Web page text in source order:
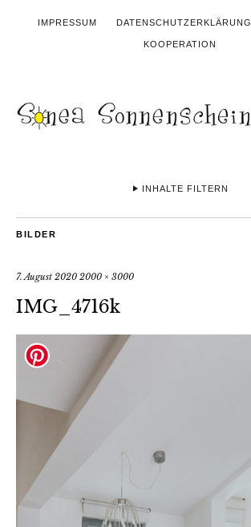
IMPRESSUM DATENSCHUTZERKLÄRUNG
KOOPERATION
INHALTE FILTERN
BILDER
7. August 2020 2000 × 3000
IMG_4716k